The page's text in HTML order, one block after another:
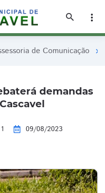
search
more_vert
de Comunicação chevron_right
demandas
1
09/08/2023